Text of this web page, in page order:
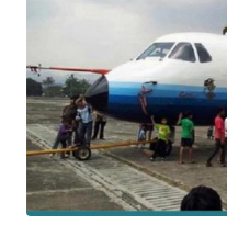
OPINI
Informasi